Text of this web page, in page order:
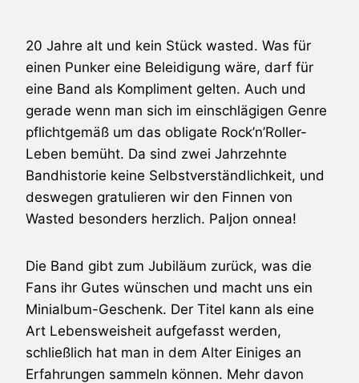
20 Jahre alt und kein Stück wasted. Was für
einen Punker eine Beleidigung wäre, darf für
eine Band als Kompliment gelten. Auch und
gerade wenn man sich im einschlägigen Genre
pflichtgemäß um das obligate Rock’n’Roller-
Leben bemüht. Da sind zwei Jahrzehnte
Bandhistorie keine Selbstverständlichkeit, und
deswegen gratulieren wir den Finnen von
Wasted besonders herzlich. Paljon onnea!
Die Band gibt zum Jubiläum zurück, was die
Fans ihr Gutes wünschen und macht uns ein
Minialbum-Geschenk. Der Titel kann als eine
Art Lebensweisheit aufgefasst werden,
schließlich hat man in dem Alter Einiges an
Erfahrungen sammeln können. Mehr davon